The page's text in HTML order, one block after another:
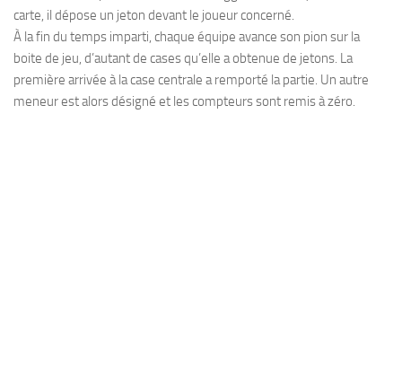
carte, il dépose un jeton devant le joueur concerné.
À la fin du temps imparti, chaque équipe avance son pion sur la
boite de jeu, d’autant de cases qu’elle a obtenue de jetons. La
première arrivée à la case centrale a remporté la partie. Un autre
meneur est alors désigné et les compteurs sont remis à zéro.